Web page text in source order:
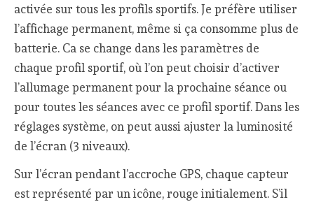
activée sur tous les profils sportifs. Je préfère utiliser
l’affichage permanent, même si ça consomme plus de
batterie. Ca se change dans les paramètres de
chaque profil sportif, où l’on peut choisir d’activer
l’allumage permanent pour la prochaine séance ou
pour toutes les séances avec ce profil sportif. Dans les
réglages système, on peut aussi ajuster la luminosité
de l’écran (3 niveaux).
Sur l’écran pendant l’accroche GPS, chaque capteur
est représenté par un icône, rouge initialement. S’il